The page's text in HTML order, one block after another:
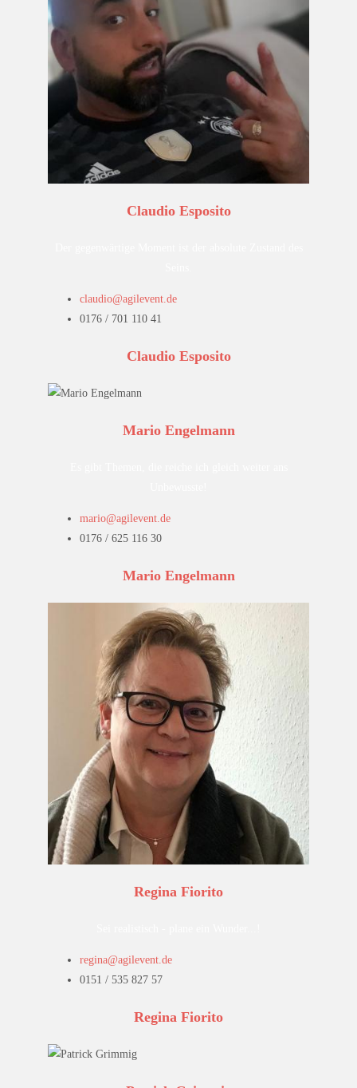
Claudio Esposito
claudio@agilevent.de
0176 / 701 110 41
Claudio Esposito
Mario Engelmann
mario@agilevent.de
0176 / 625 116 30
Mario Engelmann
Regina Fiorito
regina@agilevent.de
0151 / 535 827 57
Regina Fiorito